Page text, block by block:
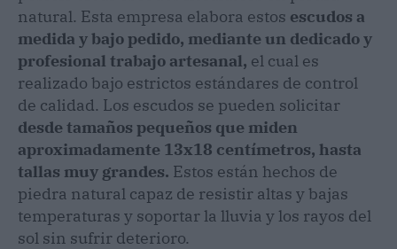
natural. Esta empresa elabora estos escudos a
medida y bajo pedido, mediante un dedicado y
profesional trabajo artesanal, el cual es
realizado bajo estrictos estándares de control
de calidad. Los escudos se pueden solicitar
desde tamaños pequeños que miden
aproximadamente 13x18 centímetros, hasta
tallas muy grandes. Estos están hechos de
piedra natural capaz de resistir altas y bajas
temperaturas y soportar la lluvia y los rayos del
sol sin sufrir deterioro.